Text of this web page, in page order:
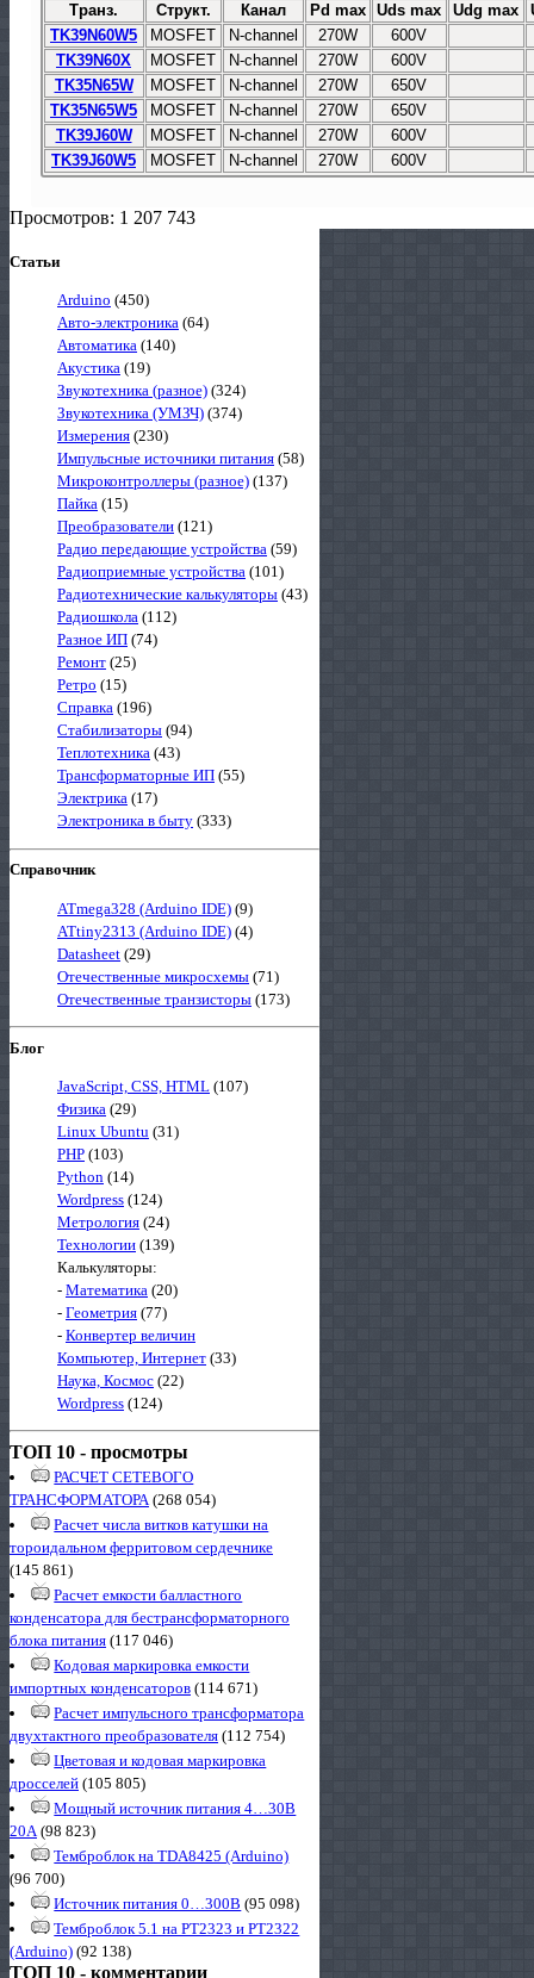
Транз. Структ. Канал Pd max Uds max Udg max
TK39N60W5
MOSFET N-channel 270W
600V
TK39N60X
MOSFET N-channel 270W
600V
TK35N65W
MOSFET N-channel 270W
650V
TK35N65W5
MOSFET N-channel 270W
650V
TK39J60W
MOSFET N-channel 270W
600V
TK39J60W5
MOSFET N-channel 270W 600V
Просмотров: 1 207 743
Статьи
Arduino (450)
Авто-электроника (64)
Автоматика (140)
Акустика (19)
Звукотехника (разное) (324)
Звукотехника (УМЗЧ) (374)
Измерения (230)
Импульсные источники питания (58)
Микроконтроллеры (разное) (137)
Пайка (15)
Преобразователи (121)
Радио передающие устройства (59)
Радиоприемные устройства (101)
Радиотехнические калькуляторы (43)
Радиошкола (112)
Разное ИП (74)
Ремонт (25)
Ретро (15)
Справка (196)
Стабилизаторы (94)
Теплотехника (43)
Трансформаторные ИП (55)
Электрика (17)
Электроника в быту (333)
Справочник
ATmega328 (Arduino IDE) (9)
ATtiny2313 (Arduino IDE) (4)
Datasheet (29)
Отечественные микросхемы (71)
Отечественные транзисторы (173)
Блог
JavaScript, CSS, HTML (107)
Физика (29)
Linux Ubuntu (31)
PHP (103)
Python (14)
Wordpress (124)
Метрология (24)
Технологии (139)
Калькуляторы:
- Математика (20)
- Геометрия (77)
- Конвертер величин
Компьютер, Интернет (33)
Наука, Космос (22)
Wordpress (124)
ТОП 10 - просмотры
РАСЧЕТ СЕТЕВОГО
ТРАНСФОРМАТОРА(268 054)
Расчет числа витков катушки на
тороидальном ферритовом сердечнике
(145 861)
Расчет емкости балластного
конденсатора для бестрансформаторного
блока питания (117 046)
Кодовая маркировка емкости
импортных конденсаторов (114 671)
Расчет импульсного трансформатора
двухтактного преобразователя (112 754)
Цветовая и кодовая маркировка
дросселей (105 805)
Мощный источник питания 4…30В
20А(98 823)
Темброблок на TDA8425 (Arduino)
(96 700)
Источник питания 0…300В (95 098)
Темброблок 5.1 на PT2323 и PT2322
(Arduino) (92 138)
ТОП 10 - комментарии